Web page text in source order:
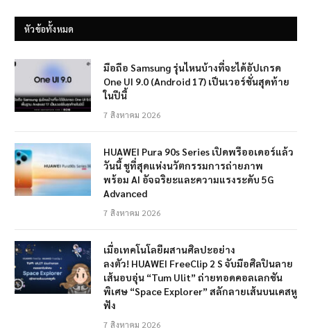
หัวข้อทั้งหมด
มือถือ Samsung รุ่นไหนบ้างที่จะได้อัปเกรด
One UI 9.0 (Android 17) เป็นเวอร์ชั่นสุดท้าย
ในปีนี้
7 สิงหาคม 2026
HUAWEI Pura 90s Series เปิดพรีออเดอร์แล้ว
วันนี้ ชูที่สุดแห่งนวัตกรรมการถ่ายภาพ
พร้อม AI อัจฉริยะและความแรงระดับ 5G
Advanced
7 สิงหาคม 2026
เมื่อเทคโนโลยีผสานศิลปะอย่าง
ลงตัว! HUAWEI FreeClip 2 S จับมือศิลปินลาย
เส้นอบอุ่น “Tum Ulit” ถ่ายทอดคอลเลกชัน
พิเศษ “Space Explorer” สลักลายเส้นบนเคสหู
ฟัง
7 สิงหาคม 2026